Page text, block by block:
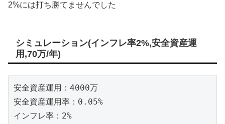
2%には打ち勝てませんでした
シミュレーション(インフレ率2%,安全資産運
用,70万/年)
安全資産運用：4000万
安全資産運用率：0.05%
インフレ率：2%